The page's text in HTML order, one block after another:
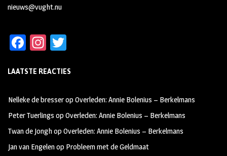
nieuws@vught.nu
Fa
b
oo
k
In
ag
m
tt
LAATSTE REACTIES
Nelleke de bresseropOverleden: Annie Bolenius – Berkelmans
Peter Tuerlings opOverleden: Annie Bolenius – Berkelmans
Twan de JonghopOverleden: Annie Bolenius – Berkelmans
Jan van Engelenop Probleem met de Geldmaat